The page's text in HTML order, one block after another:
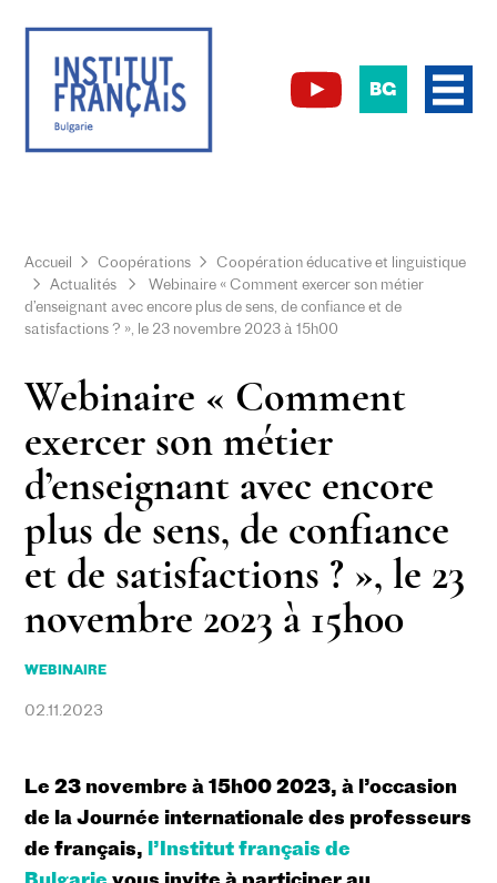
BG
Accueil Coopérations
Coopération éducative et linguistique
Actualités
Webinaire « Comment exercer son métier
d’enseignant avec encore plus de sens, de confiance et de
satisfactions ? », le 23 novembre 2023 à 15h00
Webinaire « Comment
exercer son métier
d’enseignant avec encore
plus de sens, de confiance
et de satisfactions ? », le 23
novembre 2023 à 15h00
WEBINAIRE
02.11.2023
Le 23 novembre à 15h00 2023, à l’occasion
de la Journée internationale des professeurs
de français, l’Institut français de